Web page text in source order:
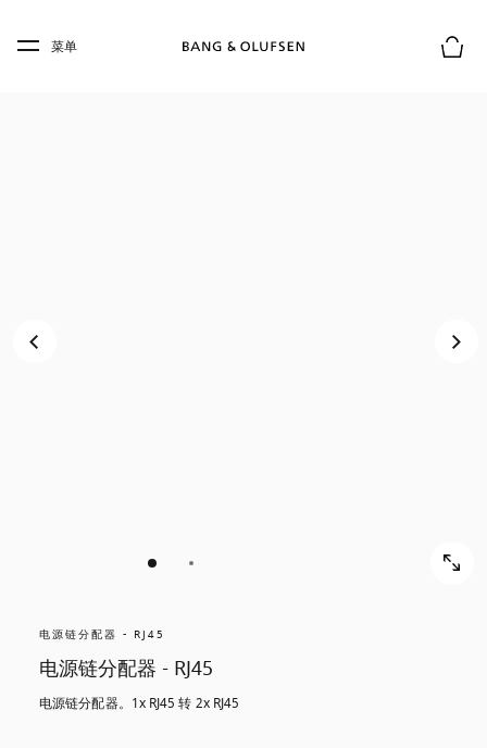
Skip to main footer
菜单
电源链分配器 - RJ45
电源链分配器 - RJ45
电源链分配器。1x RJ45 转 2x RJ45